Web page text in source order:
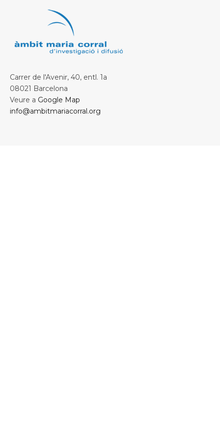
Carrer de l'Avenir, 40, entl. 1a
08021 Barcelona
Veure a Google Map
info@ambitmariacorral.org